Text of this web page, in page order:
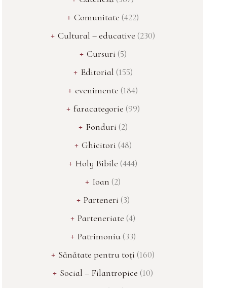
Comunitate (422)
Cultural – educative (230)
Cursuri (5)
Editorial (155)
evenimente (184)
faracategorie (99)
Fonduri (2)
Ghicitori (48)
Holy Bibile (444)
Ioan (2)
Parteneri (3)
Parteneriate (4)
Patrimoniu (33)
Sănătate pentru toți (160)
Social – Filantropice (10)